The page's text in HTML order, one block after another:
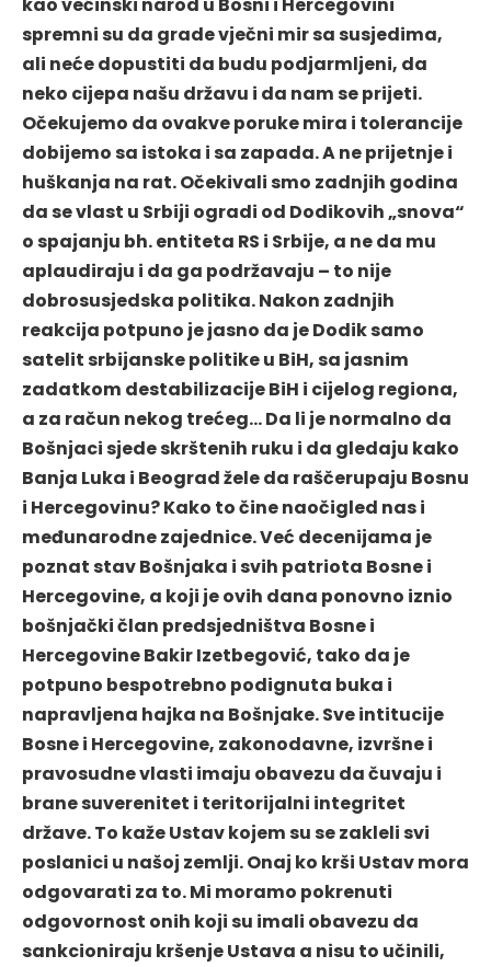
kao većinski narod u Bosni i Hercegovini
spremni su da grade vječni mir sa susjedima,
ali neće dopustiti da budu podjarmljeni, da
neko cijepa našu državu i da nam se prijeti.
Očekujemo da ovakve poruke mira i tolerancije
dobijemo sa istoka i sa zapada. A ne prijetnje i
huškanja na rat. Očekivali smo zadnjih godina
da se vlast u Srbiji ogradi od Dodikovih „snova“
o spajanju bh. entiteta RS i Srbije, a ne da mu
aplaudiraju i da ga podržavaju – to nije
dobrosusjedska politika. Nakon zadnjih
reakcija potpuno je jasno da je Dodik samo
satelit srbijanske politike u BiH, sa jasnim
zadatkom destabilizacije BiH i cijelog regiona,
a za račun nekog trećeg… Da li je normalno da
Bošnjaci sjede skrštenih ruku i da gledaju kako
Banja Luka i Beograd žele da raščerupaju Bosnu
i Hercegovinu? Kako to čine naočigled nas i
međunarodne zajednice. Već decenijama je
poznat stav Bošnjaka i svih patriota Bosne i
Hercegovine, a koji je ovih dana ponovno iznio
bošnjački član predsjedništva Bosne i
Hercegovine Bakir Izetbegović, tako da je
potpuno bespotrebno podignuta buka i
napravljena hajka na Bošnjake. Sve intitucije
Bosne i Hercegovine, zakonodavne, izvršne i
pravosudne vlasti imaju obavezu da čuvaju i
brane suverenitet i teritorijalni integritet
države. To kaže Ustav kojem su se zakleli svi
poslanici u našoj zemlji. Onaj ko krši Ustav mora
odgovarati za to. Mi moramo pokrenuti
odgovornost onih koji su imali obavezu da
sankcioniraju kršenje Ustava a nisu to učinili,